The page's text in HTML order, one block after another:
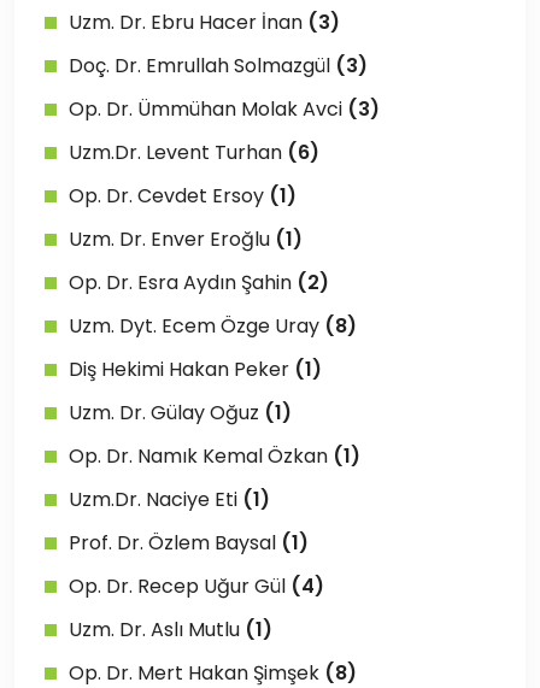
Uzm. Dr. Ebru Hacer İnan (3)
Doç. Dr. Emrullah Solmazgül (3)
Op. Dr. Ümmühan Molak Avci (3)
Uzm.Dr. Levent Turhan (6)
Op. Dr. Cevdet Ersoy (1)
Uzm. Dr. Enver Eroğlu (1)
Op. Dr. Esra Aydın Şahin (2)
Uzm. Dyt. Ecem Özge Uray (8)
Diş Hekimi Hakan Peker (1)
Uzm. Dr. Gülay Oğuz (1)
Op. Dr. Namık Kemal Özkan (1)
Uzm.Dr. Naciye Eti (1)
Prof. Dr. Özlem Baysal (1)
Op. Dr. Recep Uğur Gül (4)
Uzm. Dr. Aslı Mutlu (1)
Op. Dr. Mert Hakan Şimşek (8)